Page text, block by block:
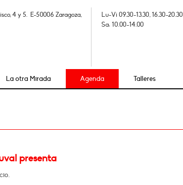
4 y 5. E-50006 Zaragoza,
Lu-Vi 09.30-13.30, 16.30-20.30
Sa: 10.00-14.00
La otra Mirada Agenda Talleres
presenta